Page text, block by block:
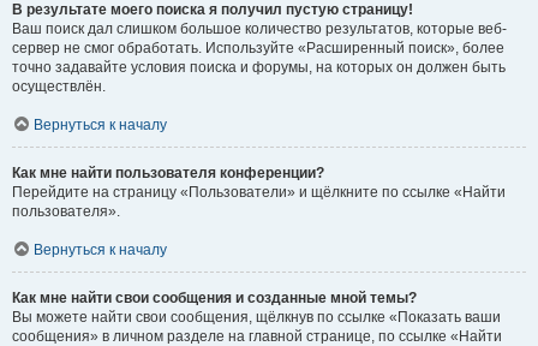
В результате моего поиска я получил пустую страницу!
Ваш поиск дал слишком большое количество результатов, которые веб-
сервер не смог обработать. Используйте «Расширенный поиск», более
точно задавайте условия поиска и форумы, на которых он должен быть
осуществлён.
Вернуться к началу
Как мне найти пользователя конференции?
Перейдите на страницу «Пользователи» и щёлкните по ссылке «Найти
пользователя».
Вернуться к началу
Как мне найти свои сообщения и созданные мной темы?
Вы можете найти свои сообщения, щёлкнув по ссылке «Показать ваши
сообщения» в личном разделе на главной странице, по ссылке «Найти